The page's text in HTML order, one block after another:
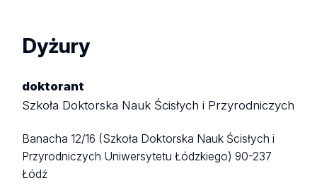
Dyżury
doktorant
Szkoła Doktorska Nauk Ścisłych i Przyrodniczych
Banacha 12/16 (Szkoła Doktorska Nauk Ścisłych i
Przyrodniczych Uniwersytetu Łódzkiego)90-237
Łódź